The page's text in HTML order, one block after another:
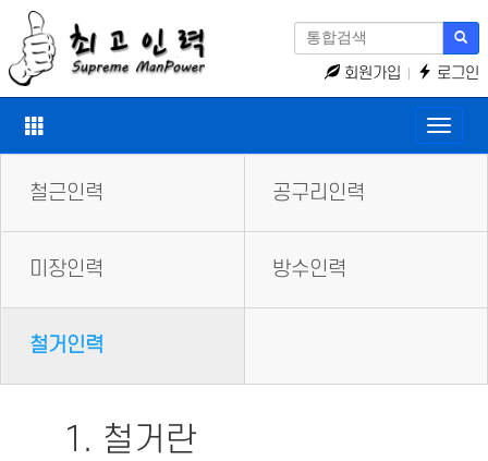
회원가입 로그인
Toggle
철근인력 공구리인력
미장인력 방수인력
철거인력
1. 철거란